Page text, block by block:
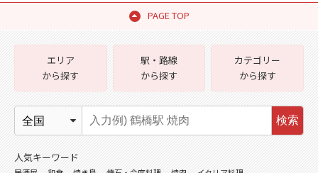
PAGE TOP
エリア
から探す
駅・路線
から探す
カテゴリー
から探す
検索
人気キーワード